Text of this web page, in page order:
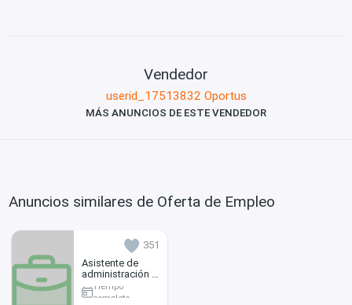
Vendedor
userid_17513832 Oportus
MÁS ANUNCIOS DE ESTE VENDEDOR
Anuncios similares de Oferta de Empleo
351
Asistente de
administración y
atención al
cliente
Tiempo
completo